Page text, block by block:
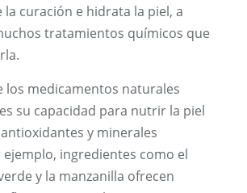
curación e hidrata la piel, a
tratamientos químicos que
los medicamentos naturales
su capacidad para nutrir la piel
y minerales
ejemplo, ingredientes como el
y la manzanilla ofrecen